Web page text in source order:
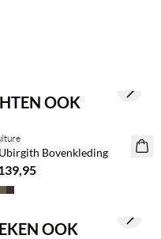
OOK
min. 2 & bespaar 20%
Bovenkleding
Next
OOK Next